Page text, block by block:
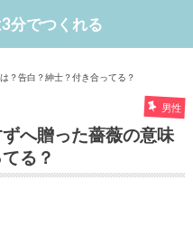
分でつくれる
？告白？紳士？付き合ってる？
男性
へ贈った薔薇の意味
る？